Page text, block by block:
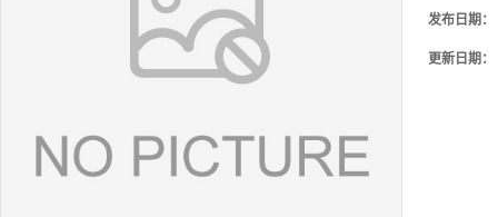
发布日期：
更新日期：